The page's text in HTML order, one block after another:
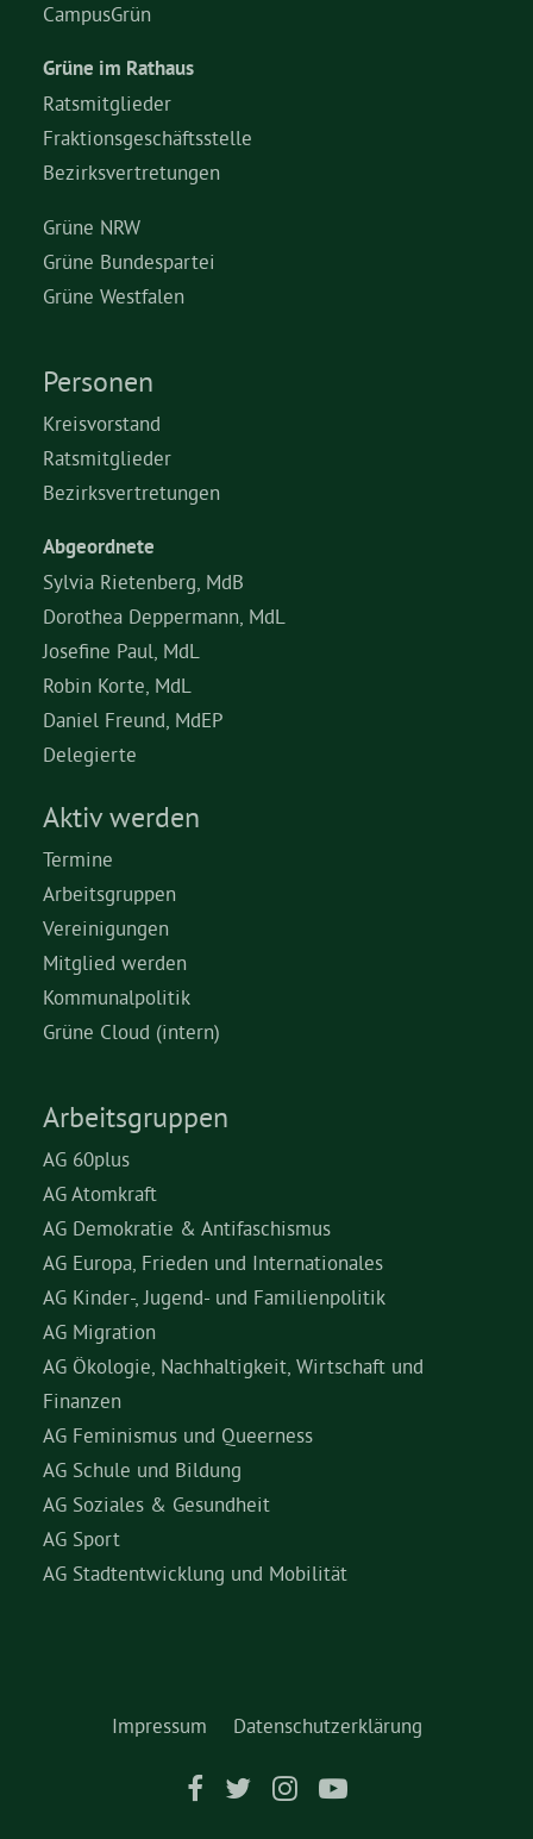
CampusGrün
Grüne im Rathaus
Ratsmitglieder
Fraktionsgeschäftsstelle
Bezirksvertretungen
Grüne NRW
Grüne Bundespartei
Grüne Westfalen
Personen
Kreisvorstand
Ratsmitglieder
Bezirksvertretungen
Abgeordnete
Sylvia Rietenberg, MdB
Dorothea Deppermann, MdL
Josefine Paul, MdL
Robin Korte, MdL
Daniel Freund, MdEP
Delegierte
Aktiv werden
Termine
Arbeitsgruppen
Vereinigungen
Mitglied werden
Kommunalpolitik
Grüne Cloud (intern)
Arbeitsgruppen
AG 60plus
AG Atomkraft
AG Demokratie & Antifaschismus
AG Europa, Frieden und Internationales
AG Kinder-, Jugend- und Familienpolitik
AG Migration
AG Ökologie, Nachhaltigkeit, Wirtschaft und
Finanzen
AG Feminismus und Queerness
AG Schule und Bildung
AG Soziales & Gesundheit
AG Sport
AG Stadtentwicklung und Mobilität
Impressum Datenschutzerklärung